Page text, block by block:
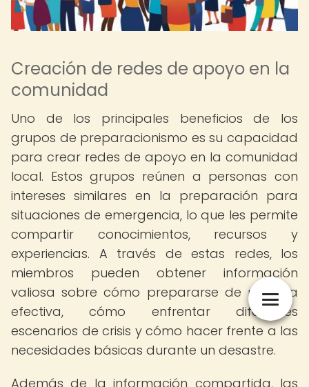
Creación de redes de apoyo en la
comunidad
Uno de los principales beneficios de los
grupos de preparacionismo es su capacidad
para crear redes de apoyo en la comunidad
local. Estos grupos reúnen a personas con
intereses similares en la preparación para
situaciones de emergencia, lo que les permite
compartir conocimientos, recursos y
experiencias. A través de estas redes, los
miembros pueden obtener información
valiosa sobre cómo prepararse de manera
efectiva, cómo enfrentar diferentes
escenarios de crisis y cómo hacer frente a las
necesidades básicas durante un desastre.
Además de la información compartida, las